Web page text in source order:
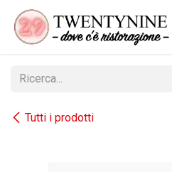
Passa al contenuto
Tutti i prodotti